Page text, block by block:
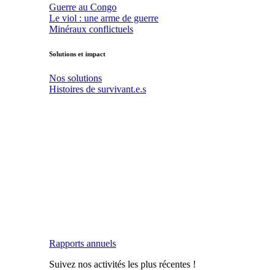
Guerre au Congo
Le viol : une arme de guerre
Minéraux conflictuels
Solutions et impact
Nos solutions
Histoires de survivant.e.s
Rapports annuels
Suivez nos activités les plus récentes !